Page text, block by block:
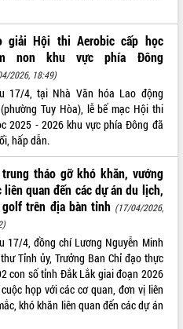
giải Hội thi Aerobic cấp học
non khu vực phía Đông
2026, 18:49)
17/4, tại Nhà Văn hóa Lao động
Tuy Hòa), lễ bế mạc Hội thi
2025 - 2026 khu vực phía Đông đã
hấp dẫn.
trung tháo gỡ khó khăn, vướng
liên quan đến các dự án du lịch,
golf trên địa bàn tỉnh (17/04/2026,
17/4, đồng chí Lương Nguyễn Minh
Tỉnh ủy, Trưởng Ban Chỉ đạo thực
con số tỉnh Đắk Lắk giai đoạn 2026
họp với các cơ quan, đơn vị liên
khó khăn liên quan đến các dự án